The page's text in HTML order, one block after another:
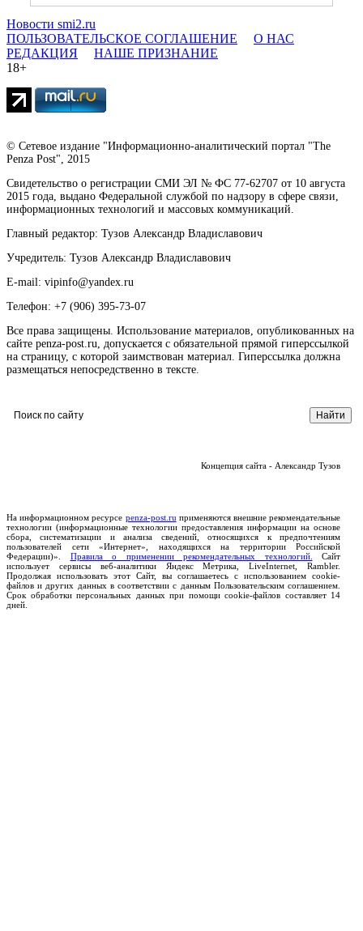
Новости smi2.ru
ПОЛЬЗОВАТЕЛЬСКОЕ СОГЛАШЕНИЕ
О НАС
РЕДАКЦИЯ
НАШЕ ПРИЗНАНИЕ
18+
© Сетевое издание "Информационно-аналитический портал "The
Penza Post", 2015
Свидетельство о регистрации СМИ ЭЛ № ФС 77-62707 от 10 августа
2015 года, выдано Федеральной службой по надзору в сфере связи,
информационных технологий и массовых коммуникаций.
Главный редактор: Тузов Александр Владиславович
Учредитель: Тузов Александр Владиславович
E-mail: vipinfo@yandex.ru
Телефон: +7 (906) 395-73-07
Все права защищены. Использование материалов, опубликованных на
сайте penza-post.ru, допускается с обязательной прямой гиперссылкой
на страницу, с которой заимствован материал. Гиперссылка должна
размещаться непосредственно в тексте.
Концепция сайта - Александр Тузов
На информационном ресурсе penza-post.ru применяются внешние рекомендательные
технологии (информационные технологии предоставления информации на основе
сбора, систематизации и анализа сведений, относящихся к предпочтениям
пользователей сети «Интернет», находящихся на территории Российской
Федерации)». Правила о применении рекомендательных технологий.
Сайт
использует сервисы веб-аналитики Яндекс Метрика, LiveInternet, Rambler.
Продолжая использовать этот Сайт, вы соглашаетесь с использованием cookie-
файлов и других данных в соответствии с данным Пользовательским соглашением.
Срок обработки персональных данных при помощи cookie-файлов составляет 14
дней.